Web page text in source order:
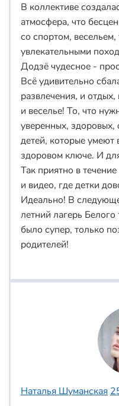
В коллективе
атмосфера, что
со спортом, весельем,
увлекательными
Додзё чудесное -
Всё удивительно
развлечения, и
и веселье! То, что
уверенных, здоровых,
детей, которые умеют
здоровом ключе. И
Так приятно в
и видео, где детки
Идеально! В
летний лагерь
было супер, только
родителей!
Наталья Шуманская